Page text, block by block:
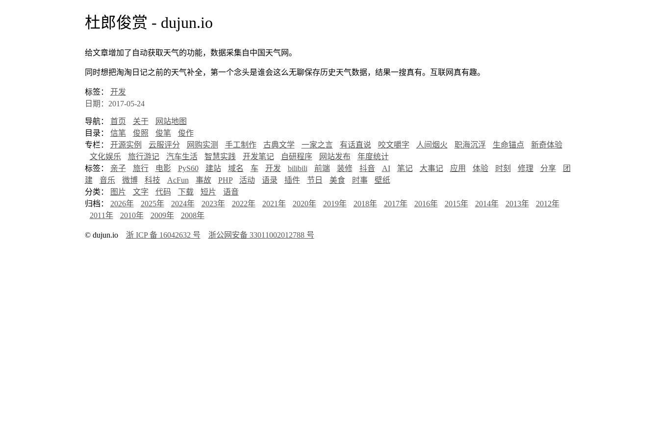
杜郎俊赏 - dujun.io
给文章增加了自动获取天气的功能，数据采集自中国天气网。
同时想把淘淘日记之前的天气补全，第一个念头是谁会这么无聊保存历史天气数据，结果一搜真有。互联网真有趣。
标签： 开发
日期：2017-05-24
导航： 首页 关于
网站地图
目录： 信笔 俊照 俊笔
俊作
专栏： 开源实例 云服评分 网购实测 手工制作 古典文学 一家之言 有话直说 咬文嚼字 人间烟火 职海沉浮 生命锚点
新奇体验
文化娱乐
旅行游记 汽车生活 智慧实践 开发笔记 自研程序 网站发布
年度统计
标签： 亲子 旅行 电影 PyS60 建站 域名 车 开发 bilibili 前端 装修 抖音 AI 笔记 大事记 应用 体验 时刻 修理 分享
团
建
音乐 微博 科技 AcFun 事故 PHP 活动 语录 插件 节日 美食 时事
壁纸
分类：
图片 文字 代码 下载 短片
语音
归档： 2026年 2025年 2024年 2023年 2022年 2021年 2020年 2019年 2018年 2017年 2016年 2015年 2014年 2013年
2012年
2011年
2010年 2009年 2008年
© dujun.io 浙 ICP 备 16042632 号 浙公网安备 33011002012788 号